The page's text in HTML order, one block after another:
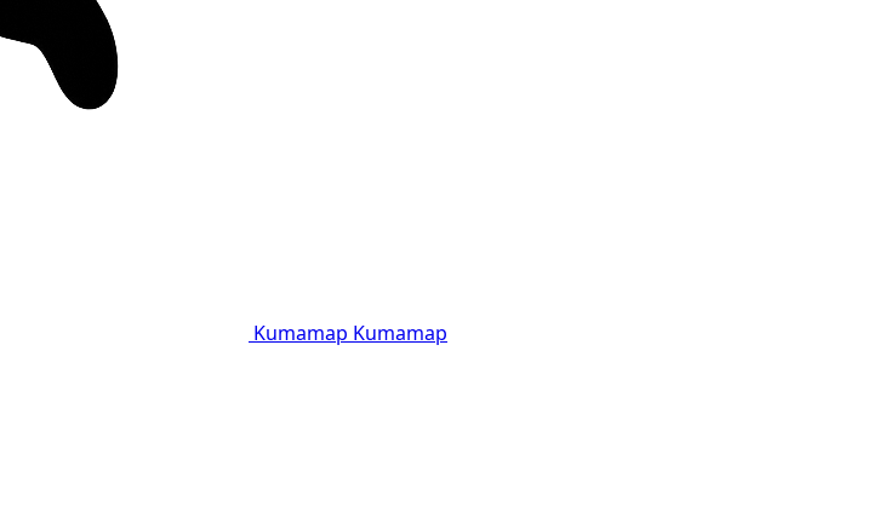
Kumamap Kumamap